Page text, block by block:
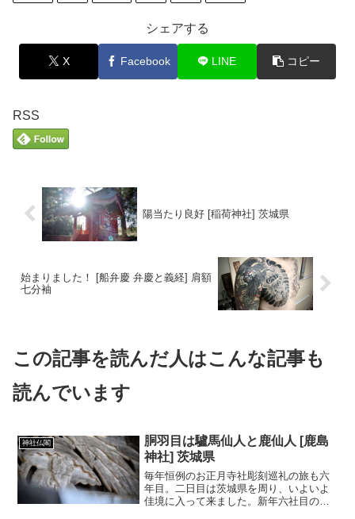
シェアする
X Facebook LINE コピー
RSS
陽当たり良好 [稲荷神社] 茨城県
始まりました！ [船弁慶 弁慶と義経] 肩額
七分袖
この記事を読んだ人はこんな記事も
読んでいます
神社仏閣
胴羽目は驢馬仙人と鹿仙人 [鹿島
神社] 茨城県
毎年恒例のお正月寺社彫刻巡礼の旅も六
年目。二日目は茨城県を周り、いよいよ
佳境に入って来ました。新年六社目の常